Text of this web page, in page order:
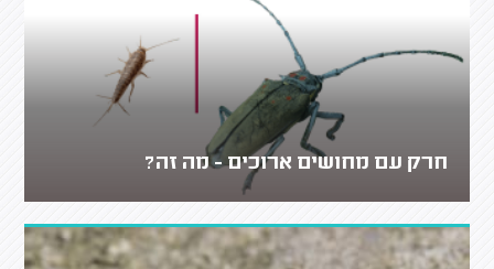
חרק עם מחושים ארוכים - מה זה?